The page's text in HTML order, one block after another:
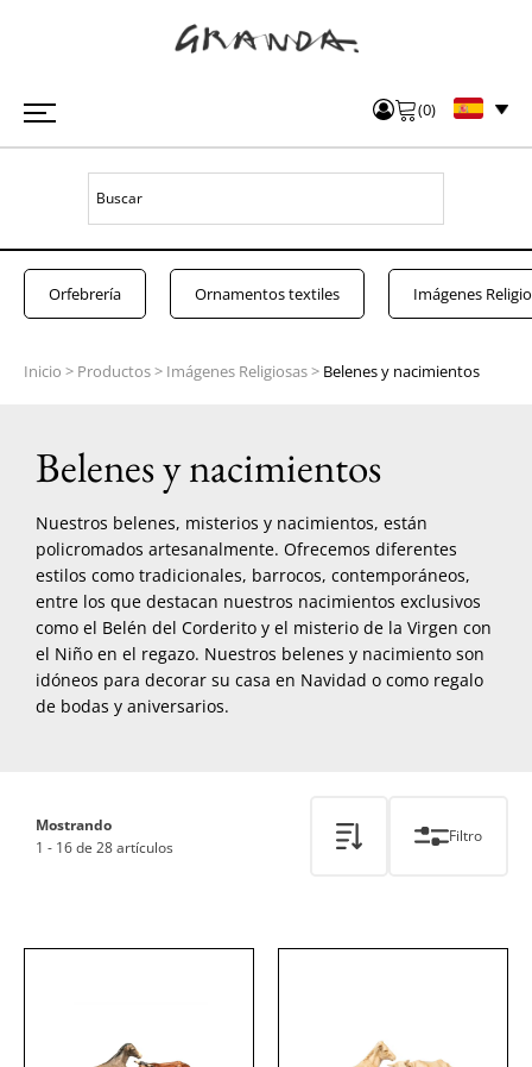
(0)
Orfebrería Ornamentos textiles Imágenes
Inicio > Productos> Imágenes Religiosas> Belenes y nacimientos
Belenes y nacimientos
Nuestros belenes, misterios y nacimientos, están
policromados artesanalmente. Ofrecemos diferentes
estilos como tradicionales, barrocos, contemporáneos,
entre los que destacan nuestros nacimientos exclusivos
como el Belén del Corderito y el misterio de la Virgen con
el Niño en el regazo. Nuestros belenes y nacimiento son
idóneos para decorar su casa en Navidad o como regalo
de bodas y aniversarios.
Mostrando
1 - 16 de 28 artículos
Filtro